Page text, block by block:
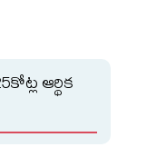
ఆర్థిక